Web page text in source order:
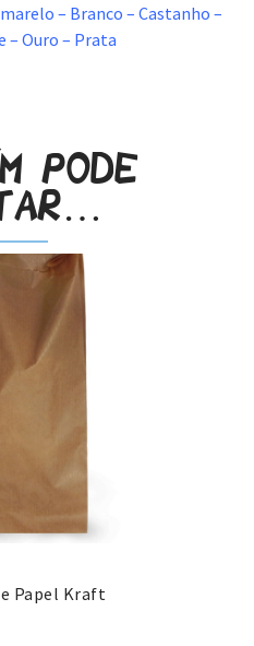
– Branco – Castanho –
– Ouro – Prata
pode
Papel Kraft